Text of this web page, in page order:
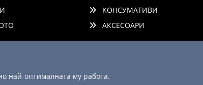
Сравни
КОНСУМАТИВИ
АКСЕСОАРИ
най-оптималната му работа.